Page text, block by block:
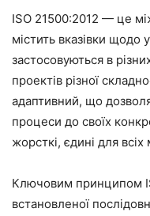
ISO 21500:2012 — це
містить вказівки щодо
застосовуються в
проектів різної
адаптивний, що
процеси до своїх
жорсткі, єдині для всіх
Ключовим принципом
встановленої